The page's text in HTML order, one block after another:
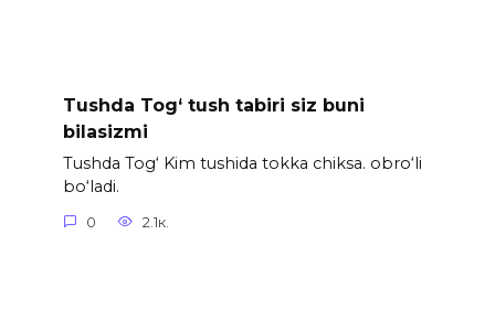
Tushda Tog‘ tush tabiri siz buni
bilasizmi
Tushda Tog‘ Kim tushida tokka chiksa. obro‘li
bo‘ladi.
0 2.1к.